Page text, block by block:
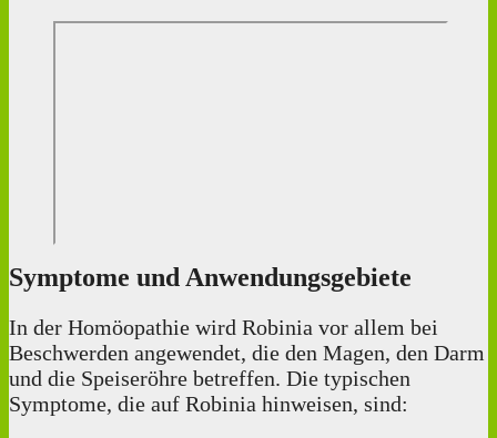
Symptome und Anwendungsgebiete
In der Homöopathie wird Robinia vor allem bei
Beschwerden angewendet, die den Magen, den Darm
und die Speiseröhre betreffen. Die typischen
Symptome, die auf Robinia hinweisen, sind: